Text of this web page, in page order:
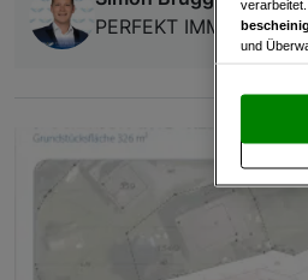
PERFEKT IMMO GmbH
verarbeitet.
und
und
„Cookie
Wir